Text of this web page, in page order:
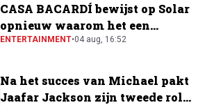
CASA BACARDÍ bewijst op Solar
opnieuw waarom het een
festivalfavoriet is
ENTERTAINMENT•04 aug, 16:52
Na het succes van Michael pakt
Jaafar Jackson zijn tweede rol